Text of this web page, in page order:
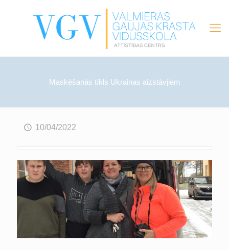
Maskēšanās tīkls Ukrainas aizstāvjiem
10/04/2022